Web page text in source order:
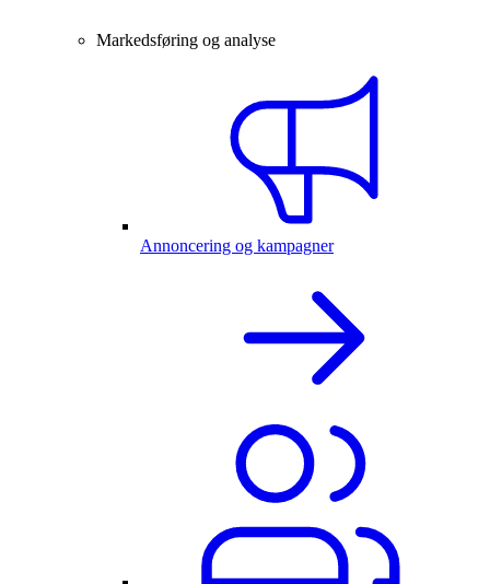
Markedsføring og analyse
Annoncering og kampagner